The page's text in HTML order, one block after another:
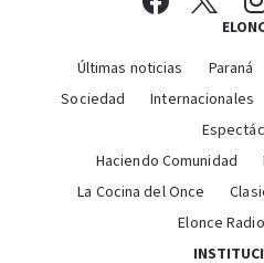
Últimas noticias Paraná
Sociedad
Internacionales
Haciendo Comunidad
La Cocina del Once
Elonce